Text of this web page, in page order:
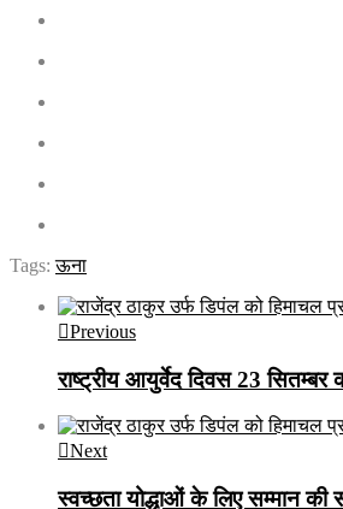
Tags:ऊना
Previous
राष्ट्रीय आयुर्वेद दिवस 23
Next
स्वच्छता योद्धाओं के लिए सम्मान की